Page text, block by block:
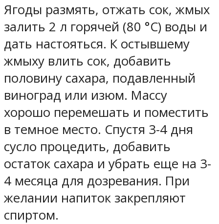
Ягоды размять, отжать сок, жмых
залить 2 л горячей (80 °C) воды и
дать настояться. К остывшему
жмыху влить сок, добавить
половину сахара, подавленный
виноград или изюм. Массу
хорошо перемешать и поместить
в темное место. Спустя 3-4 дня
сусло процедить, добавить
остаток сахара и убрать еще на 3-
4 месяца для дозревания. При
желании напиток закрепляют
спиртом.